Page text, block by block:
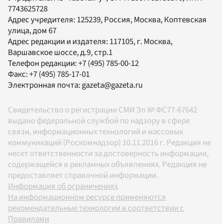
7743625728
Адрес учредителя: 125239, Россия, Москва, Коптевская
улица, дом 67
Адрес редакции и издателя: 117105, г. Москва,
Варшавское шоссе, д.9, стр.1
Телефон редакции:+7 (495) 785-00-12
Факс:+7 (495) 785-17-01
Электронная почта: gazeta@gazeta.ru
Свидетельство о регистрации СМИ Эл № ФС77-67642
выдано федеральной службой по надзору в сфере
связи, информационных технологий и массовых
коммуникаций (Роскомнадзор) 10.11.2016 г. Редакция не
несет ответственности за достоверность информации,
содержащейся в рекламных объявлениях. Редакция не
предоставляет справочной информации.
Информация об ограничениях
На информационном ресурсе применяются
рекомендательные технологии в соответствии с
Правилами